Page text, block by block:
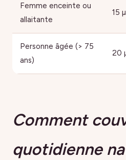
Femme enceinte ou
allaitante
15
Personne âgée (> 75
ans)
20
Comment
quotidienne